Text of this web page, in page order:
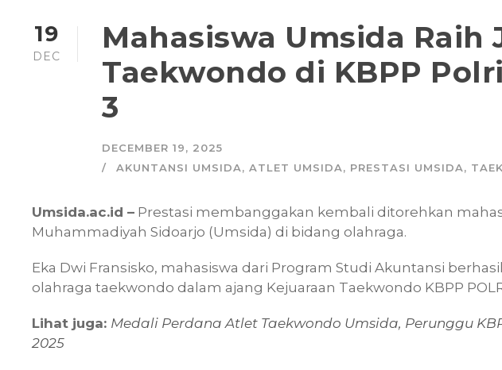
19
DEC
Mahasiswa Umsida Raih
Taekwondo di KBPP
3
DECEMBER 19, 2025
AKUNTANSI UMSIDA, ATLET UMSIDA, PRESTASI UMSIDA,
Umsida.ac.id – Prestasi membanggakan kembali ditorehkan
Muhammadiyah Sidoarjo (Umsida) di bidang olahraga.
Eka Dwi Fransisko, mahasiswa dari Program Studi Akuntansi
olahraga taekwondo dalam ajang Kejuaraan Taekwondo KBPP
Lihat juga: Medali Perdana Atlet Taekwondo Umsida, Perunggu
2025